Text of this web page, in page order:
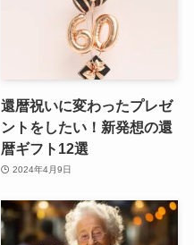
還暦祝いに変わったプレゼ
ントをしたい！新発想の還
暦ギフト12選
2024年4月9日